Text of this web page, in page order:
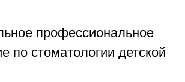
профессиональное
по стоматологии детской